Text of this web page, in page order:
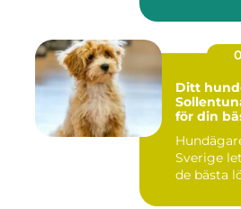
Ditt
för din
Sverige
de bästa